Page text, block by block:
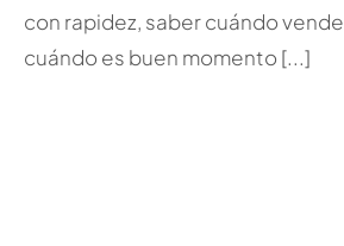
con rapidez, saber cuándo
cuándo es buen momento [...]